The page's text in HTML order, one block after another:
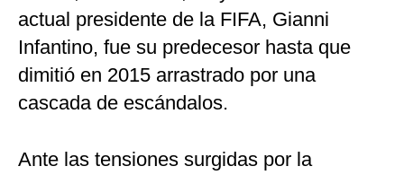
actual presidente de la FIFA, Gianni
Infantino, fue su predecesor hasta que
dimitió en 2015 arrastrado por una
cascada de escándalos.
Ante las tensiones surgidas por la